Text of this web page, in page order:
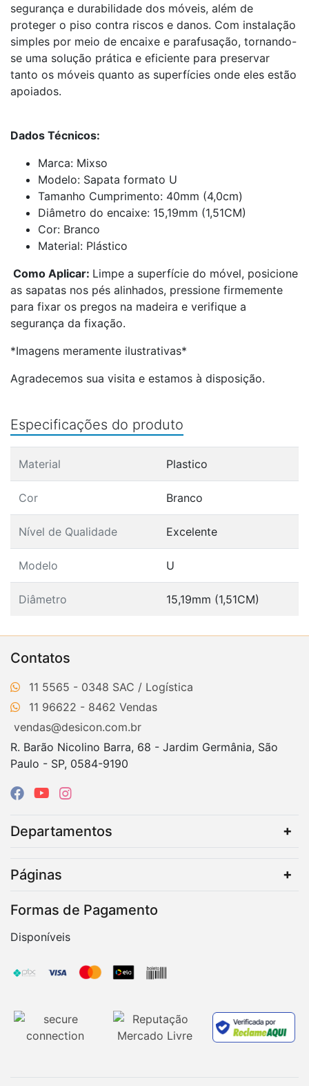
segurança e durabilidade dos móveis, além de
proteger o piso contra riscos e danos. Com instalação
simples por meio de encaixe e parafusação, tornando-
se uma solução prática e eficiente para preservar
tanto os móveis quanto as superfícies onde eles estão
apoiados.
Dados Técnicos:
Marca: Mixso
Modelo: Sapata formato U
Tamanho Cumprimento: 40mm (4,0cm)
Diâmetro do encaixe: 15,19mm (1,51CM)
Cor: Branco
Material: Plástico
Como Aplicar: Limpe a superfície do móvel, posicione
as sapatas nos pés alinhados, pressione firmemente
para fixar os pregos na madeira e verifique a
segurança da fixação.
*Imagens meramente ilustrativas*
Agradecemos sua visita e estamos à disposição.
Especificações do produto
Material Plastico
Cor Branco
Nível de Qualidade Excelente
Modelo U
Diâmetro 15,19mm (1,51CM)
Contatos
11 5565 - 0348
11 96622 - 8462
vendas@desicon.com.br
R. Barão Nicolino Barra, 68 - Jardim Germânia, São
Paulo - SP, 0584-9190
Departamentos
Páginas
Formas de Pagamento
Disponíveis